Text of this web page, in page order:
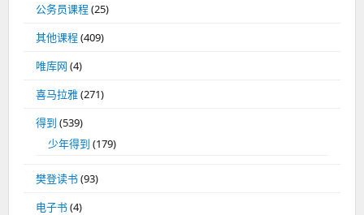
公务员课程(25)
其他课程(409)
唯库网 (4)
喜马拉雅(271)
得到 (539)
少年得到 (179)
樊登读书(93)
电子书(4)